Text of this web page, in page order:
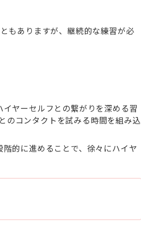
もありますが、継続的な練習が必
ヤーセルフとの繋がりを深める習
のコンタクトを試みる時間を組み込
的に進めることで、徐々にハイヤ